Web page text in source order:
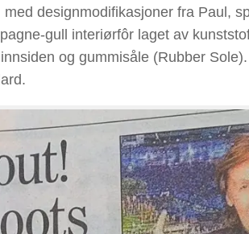
designmodifikasjoner fra Paul,
gull interiørfôr laget av
og gummisåle (Rubber